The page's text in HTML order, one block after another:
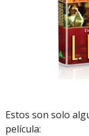
Estos son solo
película: